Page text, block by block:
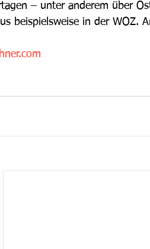
– unter anderem über
beispielsweise in der WOZ.